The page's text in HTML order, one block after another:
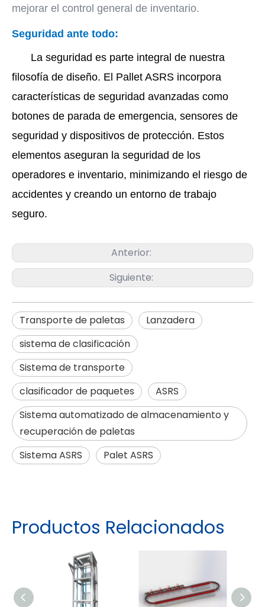
mejorar el control general de inventario.
Seguridad ante todo:
La seguridad es parte integral de nuestra
filosofía de diseño. El Pallet ASRS incorpora
características de seguridad avanzadas como
botones de parada de emergencia, sensores de
seguridad y dispositivos de protección. Estos
elementos aseguran la seguridad de los
operadores e inventario, minimizando el riesgo de
accidentes y creando un entorno de trabajo
seguro.
Anterior:
Siguiente:
Transporte de paletas
Lanzadera
sistema de clasificación
Sistema de transporte
clasificador de paquetes
ASRS
Sistema automatizado de almacenamiento y
recuperación de paletas
Sistema ASRS
Palet ASRS
Productos Relacionados